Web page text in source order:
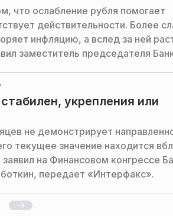
что ослабление рубля помогает
действительности. Более
инфляцию, а вслед за ней
заместитель председателя
укрепления или
не демонстрирует
текущее значение находится
на Финансовом конгрессе
передает «Интерфакс».